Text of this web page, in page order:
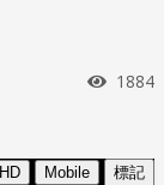
瀏覽
1884